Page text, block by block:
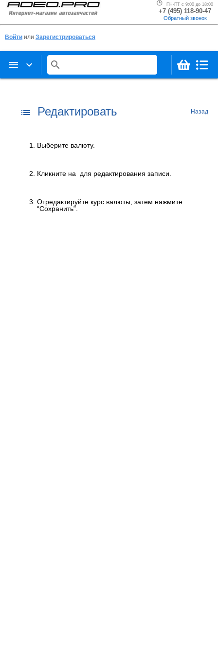
ПН-ПТ с 9:00 до 18:00
+7 (495) 118-90-47
Обратный звонок
Войти или Зарегистрироваться
menu keyboard_arrow_down search
list Редактировать Назад
Выберите валюту.
Кликните на для редактирования записи.
Отредактируйте курс валюты, затем нажмите
“Сохранить”.